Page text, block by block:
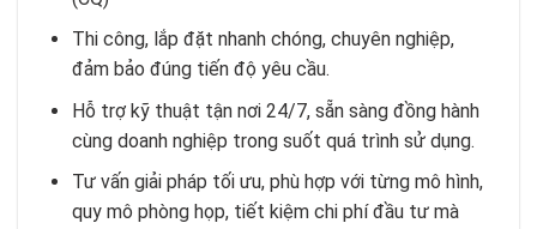
Thi công, lắp đặt nhanh chóng, chuyên nghiệp,
đảm bảo đúng tiến độ yêu cầu.
Hỗ trợ kỹ thuật tận nơi 24/7, sẵn sàng đồng hành
cùng doanh nghiệp trong suốt quá trình sử dụng.
Tư vấn giải pháp tối ưu, phù hợp với từng mô hình,
quy mô phòng họp, tiết kiệm chi phí đầu tư mà